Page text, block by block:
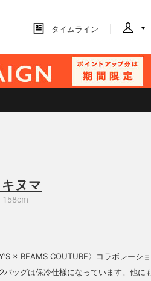
タイムライン
ヌマ
158cm
× BEAMS COUTURE〉コラボレーシ
ッグは保冷仕様になっています。他にも